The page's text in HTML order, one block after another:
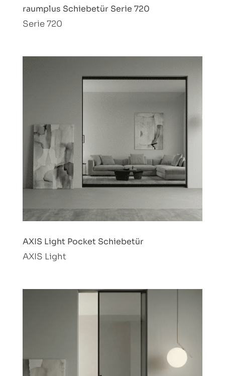
raumplus Schiebetür Serie 720
Serie 720
AXIS Light Pocket Schiebetür
AXIS Light